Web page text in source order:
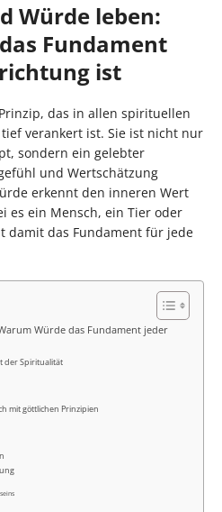
Würde leben:
Fundament
ist
das in allen spirituellen
verankert ist. Sie ist nicht nur
sondern ein gelebter
und Wertschätzung
erkennt den inneren Wert
es ein Mensch, ein Tier oder
damit das Fundament für jede
Würde das Fundament jeder
der Spiritualität
mit göttlichen Prinzipien